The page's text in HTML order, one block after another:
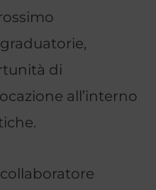
di
all’interno
collaboratore